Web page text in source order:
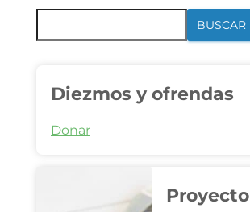
BUSCAR
Diezmos y ofrendas
Donar
Proyecto